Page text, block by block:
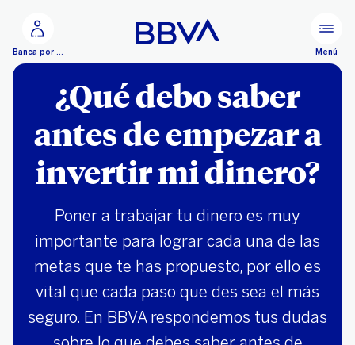
Banca por Internet Menú
¿Qué debo saber
antes de empezar a
invertir mi dinero?
Poner a trabajar tu dinero es muy
importante para lograr cada una de las
metas que te has propuesto, por ello es
vital que cada paso que des sea el más
seguro. En BBVA respondemos tus dudas